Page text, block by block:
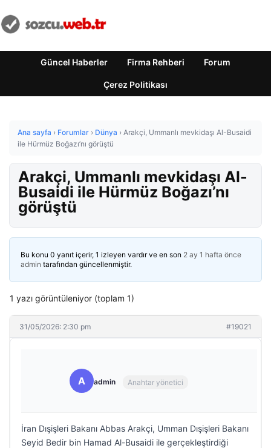
Güncel Haberler Firma Rehberi Forum
Çerez Politikası
Ana sayfa › Forumlar › Dünya › Arakçi, Ummanlı mevkidaşı Al-Busaidi
ile Hürmüz Boğazı’nı görüştü
Arakçi, Ummanlı mevkidaşı Al-
Busaidi ile Hürmüz Boğazı’nı
görüştü
Bu konu 0 yanıt içerir, 1 izleyen vardır ve en son 2 ay 1 hafta önce
admin tarafından güncellenmiştir.
1 yazı görüntüleniyor (toplam 1)
31/05/2026: 2:30 pm #19021
A admin Anahtar yönetici
İran Dışişleri Bakanı Abbas Arakçi, Umman Dışişleri Bakanı
Seyid Bedir bin Hamad Al-Busaidi ile gerçekleştirdiği